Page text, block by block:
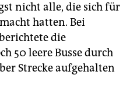
nicht alle, die sich für
hatten. Bei
die
50 leere Busse durch
Strecke aufgehalten